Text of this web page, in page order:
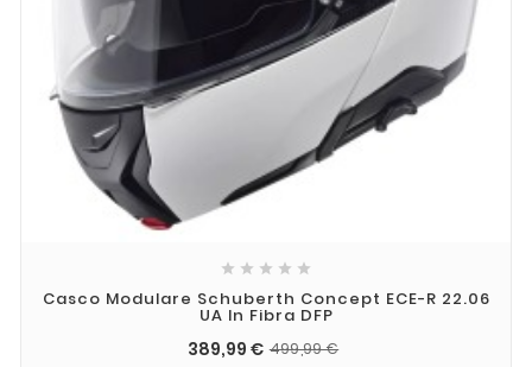
    
Casco Modulare Schuberth Concept ECE-R 22.06
UA In Fibra DFP
389,99 € 499,99 €